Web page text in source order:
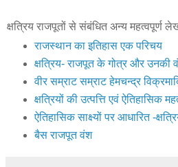
क्षत्रिय राजपूतों से संबंधित अन्य महत्वपूर्ण
राजस्थान का इतिहास एक परिचय
क्षत्रिय- राजपूत के गोत्र और उनकी
वीर सम्राट सम्राट हेमचन्द्र
क्षत्रियों की उत्पत्ति एवं ऐतिहासिक
ऐतिहासिक साक्ष्यों पर आधारित -
बैस राजपूत वंश